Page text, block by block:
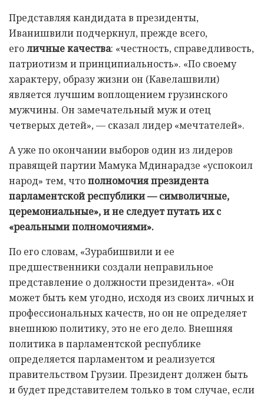
Представляя кандидата в президенты,
Иванишвили подчеркнул, прежде всего,
еголичные качества: «честность, справедливость,
патриотизм и принципиальность». «По своему
характеру, образу жизни он (Кавелашвили)
является лучшим воплощением грузинского
мужчины. Он замечательный муж и отец
четверых детей», — сказал лидер «мечтателей».
А уже по окончании выборов один из лидеров
правящей партии Мамука Мдинарадзе «успокоил
народ» тем, чтополномочия президента
парламентской республики —символичные,
церемониальные», и не следует путать их с
«реальными полномочиями».
По его словам, «Зурабишвили и ее
предшественники создали неправильное
представление о должности президента». «Он
может быть кем угодно, исходя из своих личных и
профессиональных качеств, но он не определяет
внешнюю политику, это не его дело. Внешняя
политика в парламентской республике
определяется парламентом и реализуется
правительством Грузии. Президент должен быть
и будет представителем только в том случае, если